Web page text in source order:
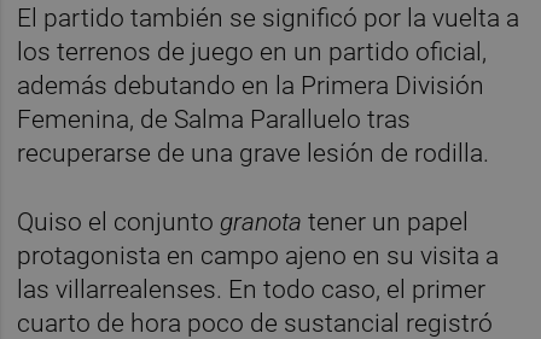
El partido también se significó por la vuelta a
los terrenos de juego en un partido oficial,
además debutando en la Primera División
Femenina, de Salma Paralluelo tras
recuperarse de una grave lesión de rodilla.
Quiso el conjunto granota tener un papel
protagonista en campo ajeno en su visita a
las villarrealenses. En todo caso, el primer
cuarto de hora poco de sustancial registró